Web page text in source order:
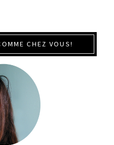
CHEZ VOUS!